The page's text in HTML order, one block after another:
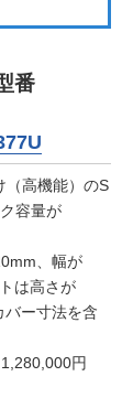
番
（高機能）のS
容量が
、幅が
は高さが
ー寸法を含
円